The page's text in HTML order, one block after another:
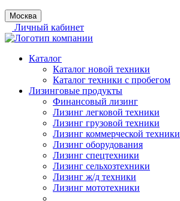
Москва
Личный кабинет
Каталог
Каталог новой техники
Каталог техники с пробегом
Лизинговые продукты
Финансовый лизинг
Лизинг легковой техники
Лизинг грузовой техники
Лизинг коммерческой техники
Лизинг оборудования
Лизинг спецтехники
Лизинг сельхозтехники
Лизинг ж/д техники
Лизинг мототехники